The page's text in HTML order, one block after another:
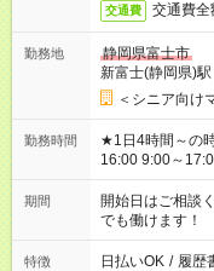
交通費 交通費
勤務地
静岡県富士市
新富士(静岡県)駅
＜シニア向け
勤務時間
★1日4時間～の時短シフトOK ★ス
16:00 9:00～17:00
場合、他のお仕
ん ※法令に基づ
となります ※労
短時間・短期間
期間
開始日はご相
でも働けます！
特徴 日払いOK / 履歴